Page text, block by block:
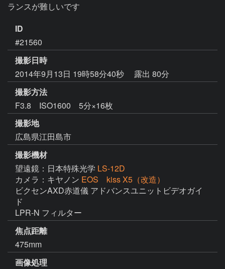
ランスが難しいです
ID
#21560
撮影日時
2014年9月13日 19時58分40秒
露出 80分
撮影方法
F3.8 ISO1600 5分×16枚
撮影地
広島県江田島市
撮影機材
望遠鏡：日本特殊光学 LS-12D
カメラ：キヤノン EOS kiss X5（改造）
ビクセンAXD赤道儀 アドバンスユニットビデオガイ
ド
LPR-N フィルター
焦点距離
475mm
画像処理